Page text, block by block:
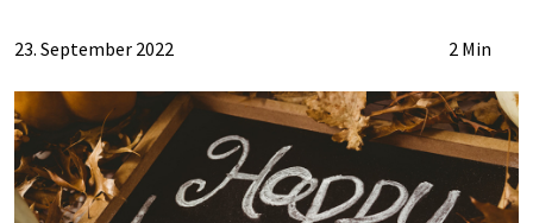
23. September 2022 2 Min